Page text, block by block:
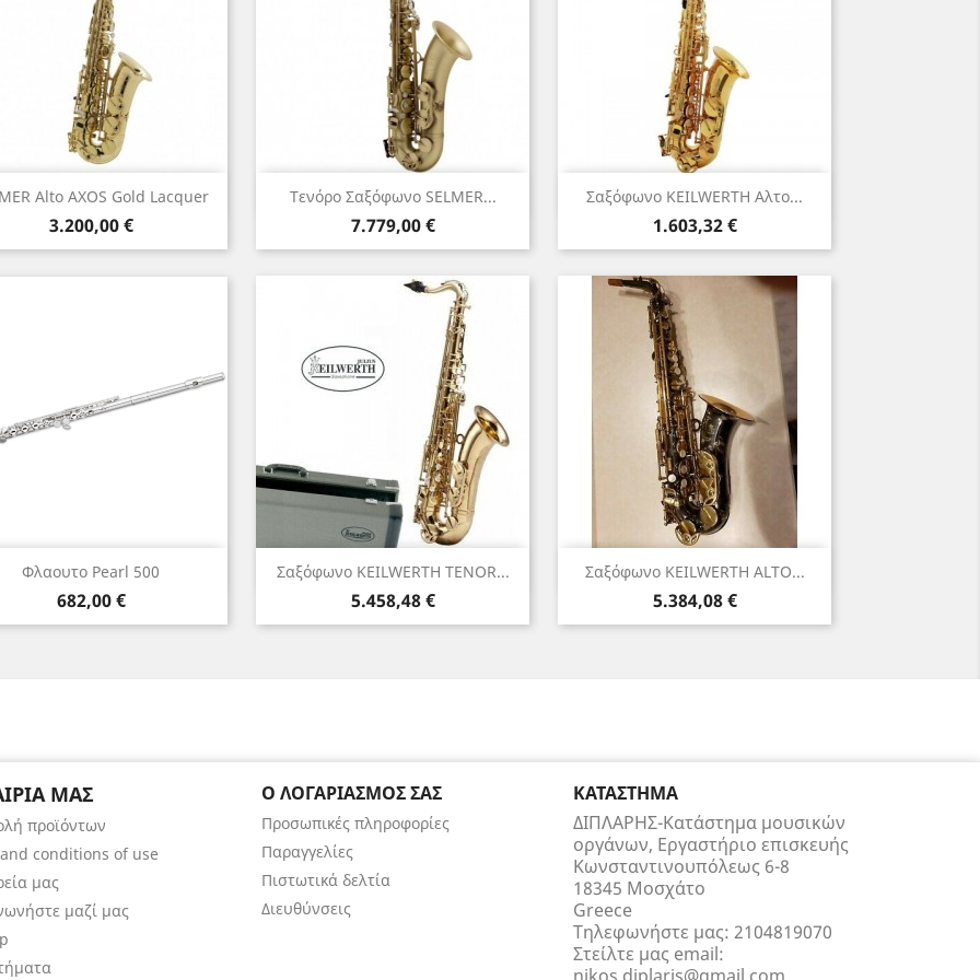
Αlto AXOS Gold Lacquer
Τιμή
3.200,00 €
Γρήγορη προβολή Tενόρο Σαξόφωνο SELMER...
Τιμή
7.779,00 €
Γρήγορη προβολή Σαξόφωνο KEILWERTH Αλτο...
Τιμή
1.603,32 €
Γρήγορη προβολή
Φλαουτο Pearl 500
Τιμή
682,00 €
Γρήγορη προβολή Σαξόφωνο KEILWERTH TENOR...
Τιμή
5.458,48 €
Γρήγορη προβολή Σαξόφωνο KEILWERTH ALTO...
Τιμή
5.384,08 €
Γρήγορη προβολή
ΜΑΣ
προϊόντων
conditions of use
μας
μαζί μας
Ο ΛΟΓΑΡΙΑΣΜΌΣ ΣΑΣ
Προσωπικές πληροφορίες
Παραγγελίες
Πιστωτικά δελτία
Διευθύνσεις
ΚΑΤΆΣΤΗΜΑ
ΔΙΠΛΑΡΗΣ-Κατάστημα μουσικών
οργάνων, Εργαστήριο επισκευής
Κωνσταντινουπόλεως 6-8
18345 Μοσχάτο
Greece
Τηλεφωνήστε μας: 2104819070
Στείλτε μας email: